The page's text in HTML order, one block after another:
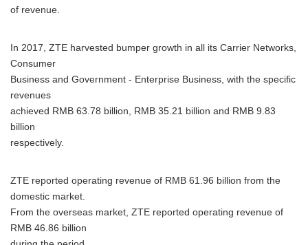
of revenue.
In 2017, ZTE harvested bumper growth in all its Carrier Networks,
Consumer
Business and Government - Enterprise Business, with the specific
revenues
achieved RMB 63.78 billion, RMB 35.21 billion and RMB 9.83
billion
respectively.
ZTE reported operating revenue of RMB 61.96 billion from the
domestic market.
From the overseas market, ZTE reported operating revenue of
RMB 46.86 billion